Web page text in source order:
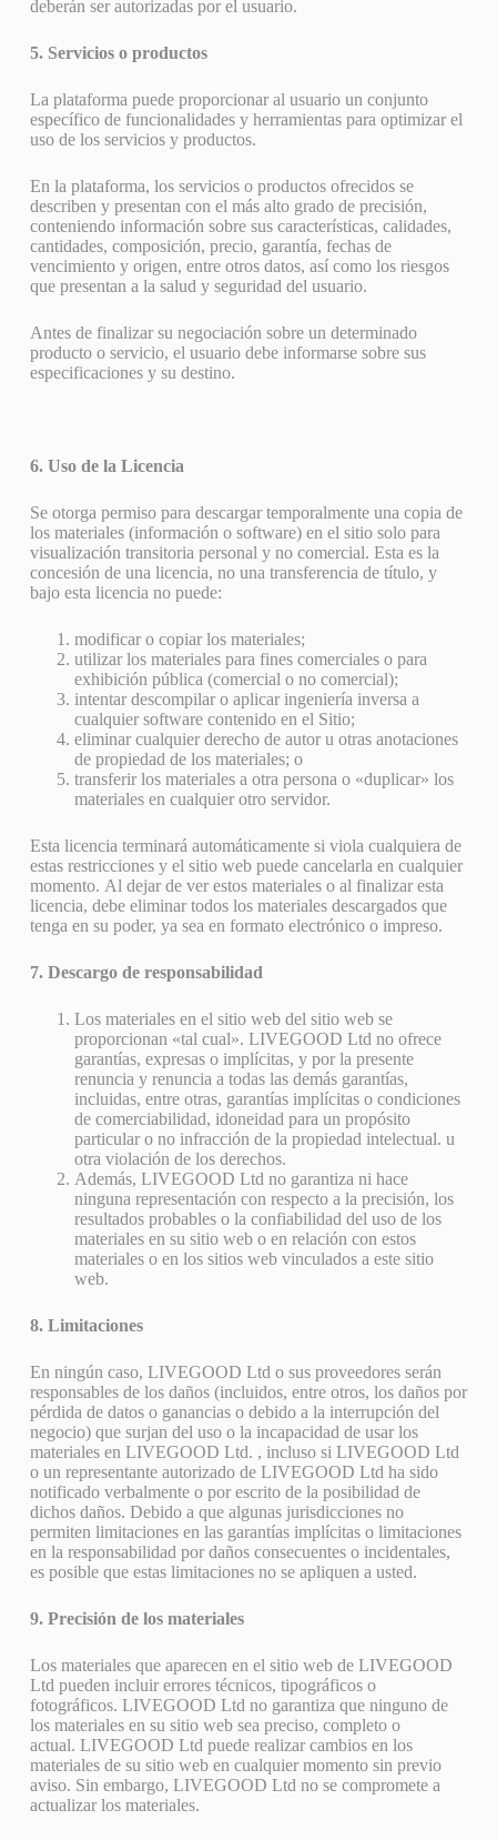
deberán ser autorizadas por el usuario.
5. Servicios o productos
La plataforma puede proporcionar al usuario un conjunto
específico de funcionalidades y herramientas para optimizar el
uso de los servicios y productos.
En la plataforma, los servicios o productos ofrecidos se
describen y presentan con el más alto grado de precisión,
conteniendo información sobre sus características, calidades,
cantidades, composición, precio, garantía, fechas de
vencimiento y origen, entre otros datos, así como los riesgos
que presentan a la salud y seguridad del usuario.
Antes de finalizar su negociación sobre un determinado
producto o servicio, el usuario debe informarse sobre sus
especificaciones y su destino.
6. Uso de la Licencia
Se otorga permiso para descargar temporalmente una copia de
los materiales (información o software) en el sitio solo para
visualización transitoria personal y no comercial. Esta es la
concesión de una licencia, no una transferencia de título, y
bajo esta licencia no puede:
modificar o copiar los materiales;
utilizar los materiales para fines comerciales o para
exhibición pública (comercial o no comercial);
intentar descompilar o aplicar ingeniería inversa a
cualquier software contenido en el Sitio;
eliminar cualquier derecho de autor u otras anotaciones
de propiedad de los materiales; o
transferir los materiales a otra persona o «duplicar» los
materiales en cualquier otro servidor.
Esta licencia terminará automáticamente si viola cualquiera de
estas restricciones y el sitio web puede cancelarla en cualquier
momento. Al dejar de ver estos materiales o al finalizar esta
licencia, debe eliminar todos los materiales descargados que
tenga en su poder, ya sea en formato electrónico o impreso.
7. Descargo de responsabilidad
Los materiales en el sitio web del sitio web se
proporcionan «tal cual». LIVEGOOD Ltd no ofrece
garantías, expresas o implícitas, y por la presente
renuncia y renuncia a todas las demás garantías,
incluidas, entre otras, garantías implícitas o condiciones
de comerciabilidad, idoneidad para un propósito
particular o no infracción de la propiedad intelectual. u
otra violación de los derechos.
Además, LIVEGOOD Ltd no garantiza ni hace
ninguna representación con respecto a la precisión, los
resultados probables o la confiabilidad del uso de los
materiales en su sitio web o en relación con estos
materiales o en los sitios web vinculados a este sitio
web.
8. Limitaciones
En ningún caso, LIVEGOOD Ltd o sus proveedores serán
responsables de los daños (incluidos, entre otros, los daños por
pérdida de datos o ganancias o debido a la interrupción del
negocio) que surjan del uso o la incapacidad de usar los
materiales en LIVEGOOD Ltd. , incluso si LIVEGOOD Ltd
o un representante autorizado de LIVEGOOD Ltd ha sido
notificado verbalmente o por escrito de la posibilidad de
dichos daños. Debido a que algunas jurisdicciones no
permiten limitaciones en las garantías implícitas o limitaciones
en la responsabilidad por daños consecuentes o incidentales,
es posible que estas limitaciones no se apliquen a usted.
9. Precisión de los materiales
Los materiales que aparecen en el sitio web de LIVEGOOD
Ltd pueden incluir errores técnicos, tipográficos o
fotográficos. LIVEGOOD Ltd no garantiza que ninguno de
los materiales en su sitio web sea preciso, completo o
actual. LIVEGOOD Ltd puede realizar cambios en los
materiales de su sitio web en cualquier momento sin previo
aviso. Sin embargo, LIVEGOOD Ltd no se compromete a
actualizar los materiales.